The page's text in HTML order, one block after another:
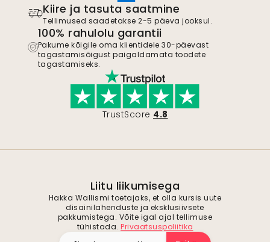
Kiire ja tasuta saatmine
Tellimused saadetakse 2-5 päeva jooksul.
100% rahulolu garantii
Pakume kõigile oma klientidele 30-päevast
tagastamisõigust paigaldamata toodete
tagastamiseks.
TrustScore 4.8
Liitu liikumisega
Hakka Wallismi toetajaks, et olla kursis uute
disainilahenduste ja eksklusiivsete
pakkumistega. Võite igal ajal tellimuse
tühistada. Privaatsuspoliitika